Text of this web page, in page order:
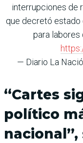
interrupciones de
que decretó
para labores
— Diario La
“Cartes
político